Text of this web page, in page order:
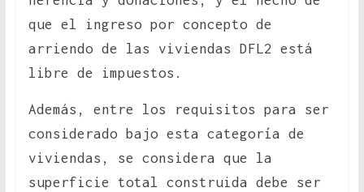
que el ingreso por concepto de
arriendo de las viviendas DFL2 está
libre de impuestos.
Además, entre los requisitos para ser
considerado bajo esta categoría de
viviendas, se considera que la
superficie total construida debe ser